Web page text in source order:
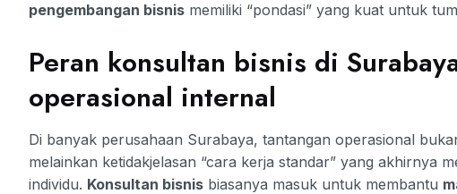
pengembangan bisnis memiliki “pondasi” yang kuat untuk
Peran konsultan bisnis di
operasional internal
Di banyak perusahaan Surabaya, tantangan operasional
melainkan ketidakjelasan “cara kerja standar” yang akhirnya
individu. Konsultan bisnis biasanya masuk untuk membantu